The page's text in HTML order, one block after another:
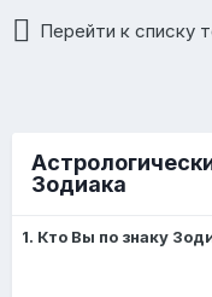
Перейти к списку
Зодиака
1. Кто Вы по знаку